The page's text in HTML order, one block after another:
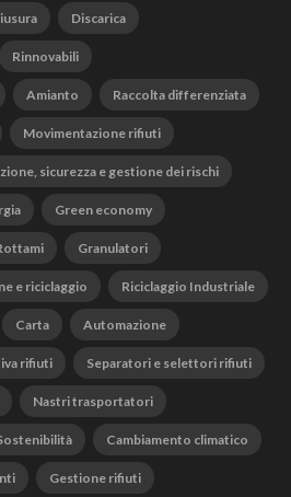
Discarica
Rinnovabili
Amianto Raccolta differenziata
Movimentazione rifiuti
sicurezza e gestione dei rischi
Green economy
Granulatori
e riciclaggio Riciclaggio Industriale
Carta Automazione
rifiuti Separatori e selettori rifiuti
Nastri trasportatori
Cambiamento climatico
Gestione rifiuti